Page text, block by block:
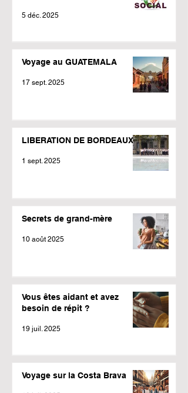
5 déc. 2025
Voyage au GUATEMALA
17 sept. 2025
LIBERATION DE BORDEAUX
1 sept. 2025
Secrets de grand-mère
10 août 2025
Vous êtes aidant et avez
besoin de répit ?
19 juil. 2025
Voyage sur la Costa Brava